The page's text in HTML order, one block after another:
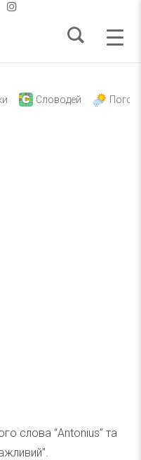
Словодей
слова “Antonius” та